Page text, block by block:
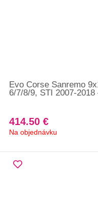
Evo Corse Sanremo
6/7/8/9, STI 2007-2018
414.50 €
Na objednávku